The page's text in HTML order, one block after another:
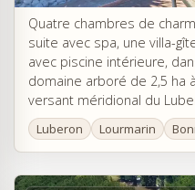
Quatre chambres de
suite avec spa, une villa-
avec piscine intérieure,
domaine arboré de 2,5 ha
versant méridional du
Luberon Lourmarin